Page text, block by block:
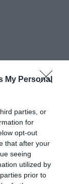
My Personal
parties, or
for
opt-out
that after your
seeing
utilized by
prior to